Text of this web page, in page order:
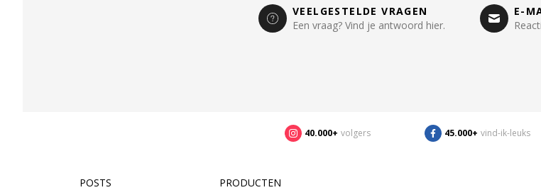
VEELGESTELDE VRAGEN
Een vraag? Vind je antwoord hier.
E-
40.000+ volgers 45.000+ vind-ik-leuks
POSTS PRODUCTEN